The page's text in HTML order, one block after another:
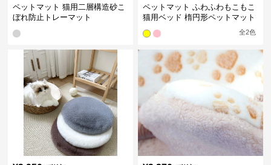
ペットマット 猫用二層構造砂こ
ぼれ防止トレーマット
ペットマット ふわふわもこもこ
猫用ベッド 楕円形ペットマット
全2色